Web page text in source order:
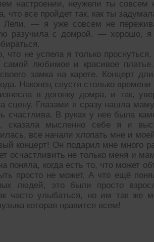
настроении, неужели ты совсем
что все пройдет так, как ты
— я уже совсем не
разучила с домрой. — хорошо, я
что не успела я только
любимое и красивое
замка на карете. Концерт
Наконец спустя столько
в догонку домра, и так,
сцену. Глазами я сразу нашла
счастлива. В руках у нее была
мысленно себе я и
все начали хлопать мне и
концерт! Он подарил мне много
осчастливить не только меня и
поняла, когда есть то, что может
просто не может. А что ещё
людей, это были просто
часто улыбаться, но им так же
которая нравится всем!